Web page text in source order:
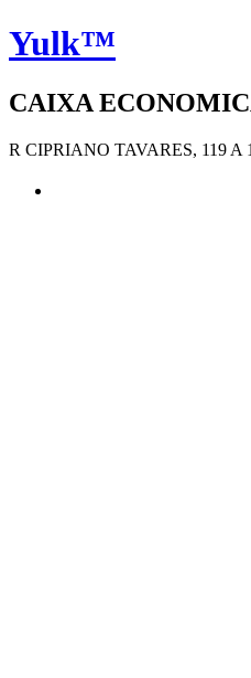
Yulk™
CAIXA
R CIPRIANO TAVARES, 119 A